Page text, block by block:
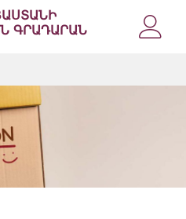
ԳՐԱԴԱՐԱՆ